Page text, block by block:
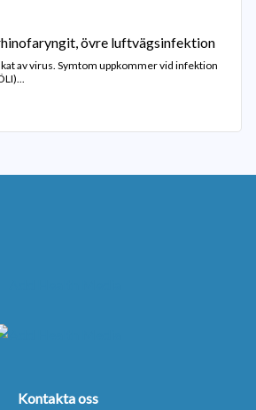
övre luftvägsinfektion
av virus. Symtom uppkommer vid infektion
Kontakta oss